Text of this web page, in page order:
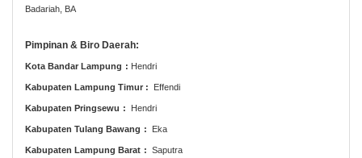
Badariah, BA
Pimpinan & Biro Daerah:
Kota Bandar Lampung : Hendri
Kabupaten Lampung Timur : Effendi
Kabupaten Pringsewu : Hendri
Kabupaten Tulang Bawang : Eka
Kabupaten Lampung Barat : Saputra